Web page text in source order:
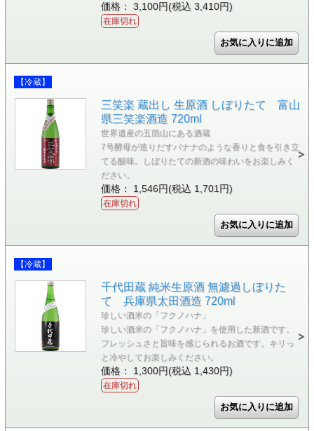
価格： 3,100円(税込 3,410円)
在庫切れ
【冷蔵】
三笑楽 蔵出し 生原酒 しぼりたて 富山
県三笑楽酒造 720ml
世界遺産の五箇山にある酒蔵
7号酵母が造りだすバナナのような香りと食を引き立
てる酸味。しぼりたての新酒の味わいをお楽しみく
ださい。
価格： 1,546円(税込 1,701円)
在庫切れ
【冷蔵】
千代田蔵 純米生原酒 無濾過しぼりた
て 兵庫県太田酒造 720ml
珍しい酒米の「フクノハナ」
珍しい酒米の「フクノハナ」を使用した新酒です。
フレッシュさと旨味を感じられるお酒です。キリっ
と冷やしてお楽しみください。
価格： 1,300円(税込 1,430円)
在庫切れ